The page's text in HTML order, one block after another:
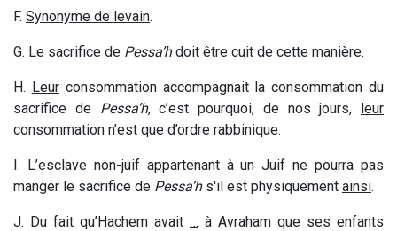
F. Synonyme de levain.
G. Le sacrifice de Pessa’hdoit être cuit de cette manière.
H. Leurconsommationaccompagnait la consommation du
sacrifice de Pessa’h, c’est pourquoi, de nos jours, leur
consommation n’est que d’ordre rabbinique.
I. L’esclave non-juif appartenant à un Juif ne pourra pas
manger le sacrifice de Pessa’h s'il est physiquement ainsi.
J. Du fait qu’Hachem avait … à Avraham que ses enfants